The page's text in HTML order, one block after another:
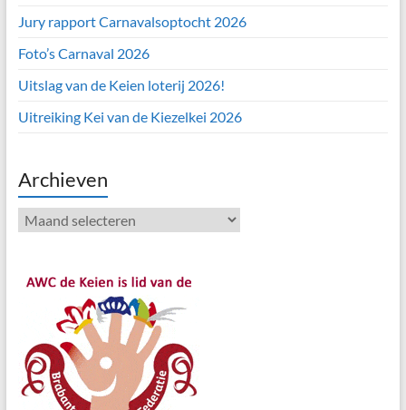
Jury rapport Carnavalsoptocht 2026
Foto’s Carnaval 2026
Uitslag van de Keien loterij 2026!
Uitreiking Kei van de Kiezelkei 2026
Archieven
Archieven